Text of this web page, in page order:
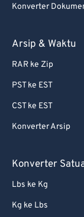
Konverter
Arsip & Waktu
RAR ke Zip
PST ke EST
CST ke EST
Konverter Arsip
Konverter
Lbs ke Kg
Kg ke Lbs